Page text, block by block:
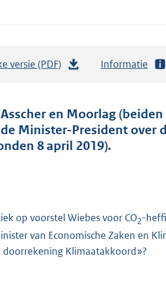
versie (PDF)
t
a
n
o
o
t
Informatie
en Moorlag
Minister-President over
8 april 2019).
op voorstel Wiebes voor CO2-
van Economische Zaken en
Klimaatakkoord»?